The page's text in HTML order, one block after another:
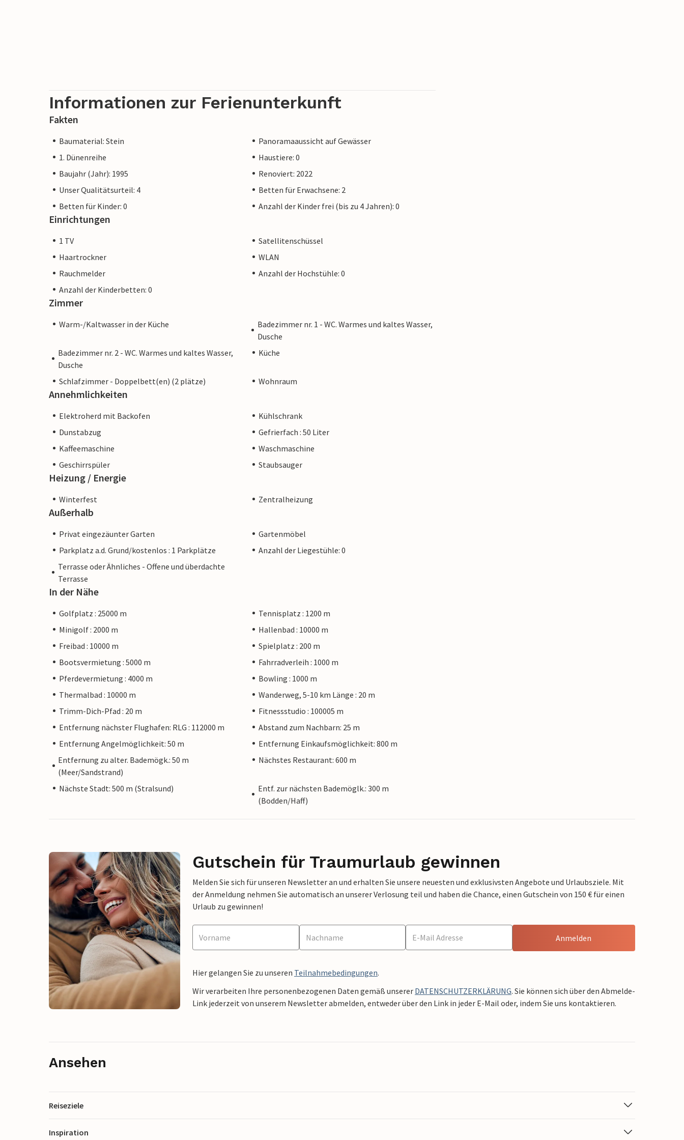
Informationen zur Ferienunterkunft
Fakten
Baumaterial: Stein
Panoramaaussicht auf Gewässer
1. Dünenreihe
Haustiere: 0
Baujahr (Jahr): 1995
Renoviert: 2022
Unser Qualitätsurteil: 4
Betten für Erwachsene: 2
Betten für Kinder: 0
Anzahl der Kinder frei (bis zu 4 Jahren): 0
Einrichtungen
1 TV
Satellitenschüssel
Haartrockner
WLAN
Rauchmelder
Anzahl der Hochstühle: 0
Anzahl der Kinderbetten: 0
Zimmer
Warm-/Kaltwasser in der Küche
Badezimmer nr. 1 - WC. Warmes und kaltes Wasser,
Dusche
Badezimmer nr. 2 - WC. Warmes und kaltes Wasser,
Dusche
Küche
Schlafzimmer - Doppelbett(en) (2 plätze) Wohnraum
Annehmlichkeiten
Elektroherd mit Backofen
Kühlschrank
Dunstabzug
Gefrierfach : 50 Liter
Kaffeemaschine
Waschmaschine
Geschirrspüler
Staubsauger
Heizung / Energie
Winterfest Zentralheizung
Außerhalb
Privat eingezäunter Garten
Gartenmöbel
Parkplatz a.d. Grund/kostenlos : 1 Parkplätze
Anzahl der Liegestühle: 0
Terrasse oder Ähnliches - Offene und überdachte
Terrasse
In der Nähe
Golfplatz : 25000 m
Tennisplatz : 1200 m
Minigolf : 2000 m
Hallenbad : 10000 m
Freibad : 10000 m
Spielplatz : 200 m
Bootsvermietung : 5000 m
Fahrradverleih : 1000 m
Pferdevermietung : 4000 m
Bowling : 1000 m
Thermalbad : 10000 m
Wanderweg, 5-10 km Länge : 20 m
Trimm-Dich-Pfad : 20 m
Fitnessstudio : 100005 m
Entfernung nächster Flughafen: RLG : 112000 m
Abstand zum Nachbarn: 25 m
Entfernung Angelmöglichkeit: 50 m
Entfernung Einkaufsmöglichkeit: 800 m
Entfernung zu alter. Bademögk.: 50 m
(Meer/Sandstrand)
Nächstes Restaurant: 600 m
Nächste Stadt: 500 m (Stralsund)
Entf. zur nächsten Bademöglk.: 300 m
(Bodden/Haff)
Gutschein für Traumurlaub gewinnen
Melden Sie sich für unseren Newsletter an und erhalten Sie unsere neuesten und exklusivsten Angebote und Urlaubsziele. Mit
der Anmeldung nehmen Sie automatisch an unserer Verlosung teil und haben die Chance, einen Gutschein von 150 € für einen
Urlaub zu gewinnen!
Anmelden
Hier gelangen Sie zu unseren Teilnahmebedingungen.
Wir verarbeiten Ihre personenbezogenen Daten gemäß unserer DATENSCHUTZERKLÄRUNG. Sie können sich über den Abmelde-
Link jederzeit von unserem Newsletter abmelden, entweder über den Link in jeder E-Mail oder, indem Sie uns kontaktieren.
Ansehen
Reiseziele
Inspiration